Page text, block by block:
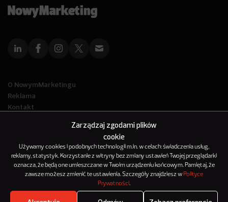
Zarządzaj zgodami plików
cookie
Używamy cookies i podobnych technologii m.in. w celach: świadczenia usług,
reklamy, statystyk. Korzystanie z witryny bez zmiany ustawień Twojej przeglądarki
oznacza, że będą one umieszczane w Twoim urządzeniu końcowym. Pamiętaj, że
zawsze możesz zmienić te ustawienia. Szczegóły znajdziesz w Polityce
Prywatności.
O NowymMarketingu
Reklama
Kontakt
© 2012-2025
NowyMarketing jest marką 143Media Sp. z o.o.